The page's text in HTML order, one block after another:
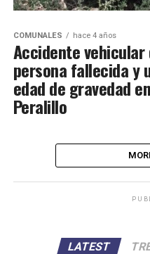
COMUNALES hace 4 años
Accidente vehicular
persona fallecida y
edad de gravedad
Peralillo
LATEST